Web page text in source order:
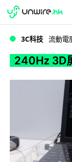
WWDC 2026
3C科技 流動電
240Hz 3D